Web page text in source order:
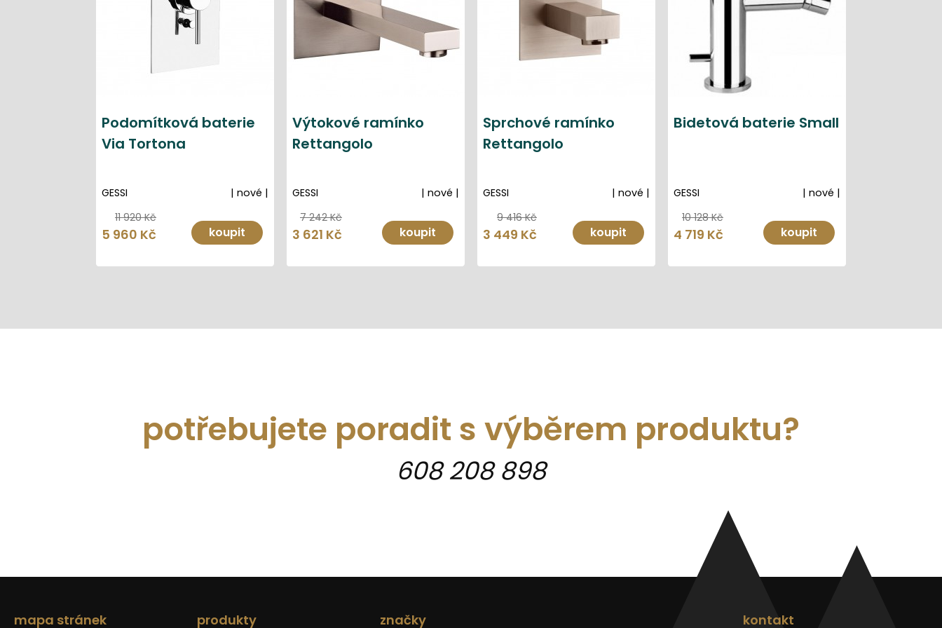
Podomítková baterie
Via Tortona
| nové |
GESSI
koupit
11 920 Kč
5 960 Kč
Výtokové ramínko
Rettangolo
| nové |
GESSI
koupit
7 242 Kč
3 621 Kč
Sprchové ramínko
Rettangolo
| nové |
GESSI
koupit
9 416 Kč
3 449 Kč
Bidetová baterie Small
| nové |
GESSI
koupit
10 128 Kč
4 719 Kč
potřebujete poradit s výběrem produktu?
608 208 898
mapa stránek produkty značky kontakt